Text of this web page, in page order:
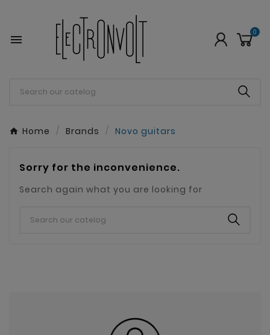

0
Home Brands Novo guitars
Sorry for the inconvenience.
Search again what you are looking for